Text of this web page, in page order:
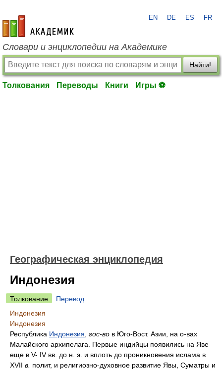
academic.ru
EN DE ES FR
Словари и энциклопедии на Академике
Найти!
Толкования Переводы Книги Игры ⚽
Географическая энциклопедия
Индонезия
Толкование
Перевод
Индонезия
Индонезия
Республика Индонезия гос-во в Юго-Вост. Азии, на о-вах
Малайского архипелага. Первые индийцы появились на Яве
еще в V- IV вв. до н. э. и вплоть до проникновения ислама в
XVII в. полит, и религиозно-духовное развитие Явы, Суматры и